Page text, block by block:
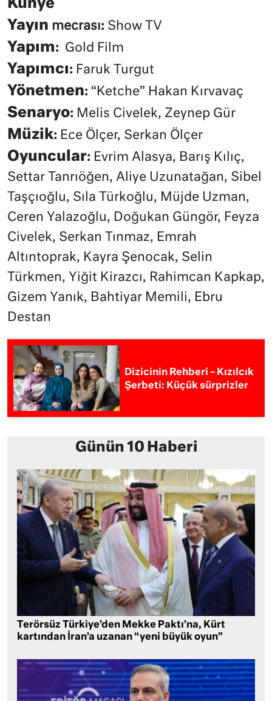
Künye
Yayın mecrası: Show TV
Yapım: Gold Film
Yapımcı: Faruk Turgut
Yönetmen: “Ketche” Hakan Kırvavaç
Senaryo: Melis Civelek, Zeynep Gür
Müzik: Ece Ölçer, Serkan Ölçer
Oyuncular: Evrim Alasya, Barış Kılıç,
Settar Tanrıöğen, Aliye Uzunatağan, Sibel
Taşçıoğlu, Sıla Türkoğlu, Müjde Uzman,
Ceren Yalazoğlu, Doğukan Güngör, Feyza
Civelek, Serkan Tınmaz, Emrah
Altıntoprak, Kayra Şenocak, Selin
Türkmen, Yiğit Kirazcı, Rahimcan Kapkap,
Gizem Yanık, Bahtiyar Memili, Ebru
Destan
Dizicinin Rehberi – Kızılcık
Şerbeti: Küçük sürprizler
Günün 10 Haberi
Terörsüz Türkiye’den Mekke Paktı’na, Kürt
kartından İran’a uzanan “yeni büyük oyun”